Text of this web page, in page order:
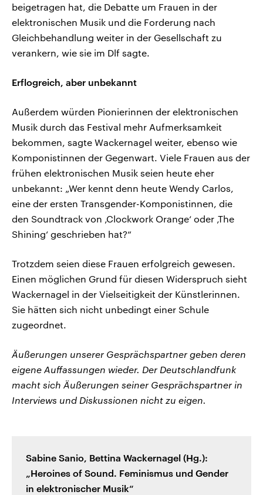
beigetragen hat, die Debatte um Frauen in der
elektronischen Musik und die Forderung nach
Gleichbehandlung weiter in der Gesellschaft zu
verankern, wie sie im Dlf sagte.
Erflogreich, aber unbekannt
Außerdem würden Pionierinnen der elektronischen
Musik durch das Festival mehr Aufmerksamkeit
bekommen, sagte Wackernagel weiter, ebenso wie
Komponistinnen der Gegenwart. Viele Frauen aus der
frühen elektronischen Musik seien heute eher
unbekannt: „Wer kennt denn heute Wendy Carlos,
eine der ersten Transgender-Komponistinnen, die
den Soundtrack von ‚Clockwork Orange‘ oder ‚The
Shining‘ geschrieben hat?“
Trotzdem seien diese Frauen erfolgreich gewesen.
Einen möglichen Grund für diesen Widerspruch sieht
Wackernagel in der Vielseitigkeit der Künstlerinnen.
Sie hätten sich nicht unbedingt einer Schule
zugeordnet.
Äußerungen unserer Gesprächspartner geben deren
eigene Auffassungen wieder. Der Deutschlandfunk
macht sich Äußerungen seiner Gesprächspartner in
Interviews und Diskussionen nicht zu eigen.
Sabine Sanio, Bettina Wackernagel (Hg.):
„Heroines of Sound. Feminismus und Gender
in elektronischer Musik“